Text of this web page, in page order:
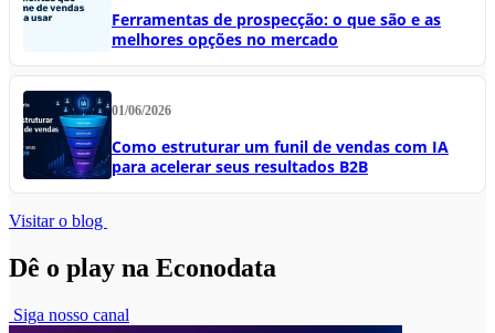
Ferramentas de prospecção: o que são e as
melhores opções no mercado
01/06/2026
Como estruturar um funil de vendas com IA
para acelerar seus resultados B2B
Visitar o blog
Dê o play na Econodata
Siga nosso canal